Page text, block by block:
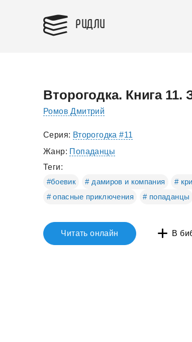
РИДЛИ
Второгодка. Книга 11.
Ромов Дмитрий
Серия: Второгодка #11
Жанр: Попаданцы
Теги:
#боевик
# дамиров и компания #
# опасные приключения
# попаданцы
Читать онлайн В